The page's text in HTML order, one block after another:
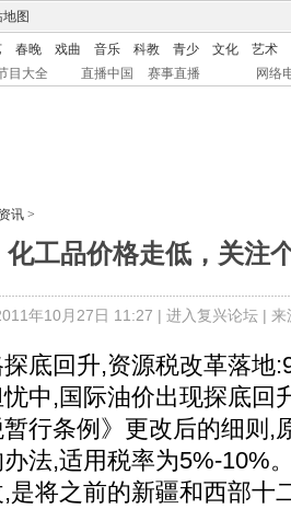
地图
春晚 戏曲 音乐 科教 青少 文化
艺术
目大全 直播中国 赛事直播 网络
讯 >
化工品价格走低，关注
年10月27日 11:27 | 进入复兴论坛| 来
回升,资源税改革落地
中,国际油价出现探底回
行条例》更改后的细则,
法,适用税率为5%-10%
是将之前的新疆和西部十